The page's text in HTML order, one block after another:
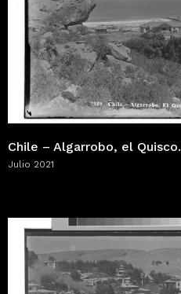
Chile – Algarrobo, el Quisco.
Julio 2021